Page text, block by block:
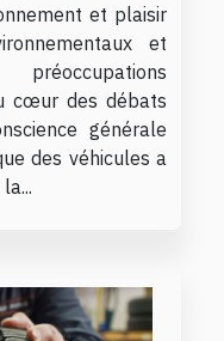
et plaisir
et
cœur des débats
générale
des véhicules a